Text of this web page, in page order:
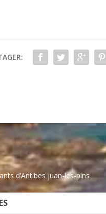
d’Antibes juan-les-pins